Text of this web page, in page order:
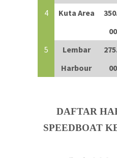
4
Kuta Area
00
5
Lembar
Harbour
00
DAFTAR
SPEEDBOAT